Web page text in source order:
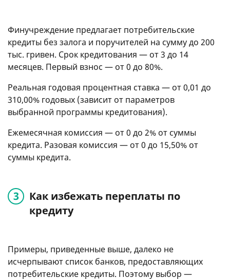
Финучреждение предлагает потребительские
кредиты без залога и поручителей на сумму до 200
тыс. гривен. Срок кредитования — от 3 до 14
месяцев. Первый взнос — от 0 до 80%.
Реальная годовая процентная ставка — от 0,01 до
310,00% годовых (зависит от параметров
выбранной программы кредитования).
Ежемесячная комиссия — от 0 до 2% от суммы
кредита. Разовая комиссия — от 0 до 15,50% от
суммы кредита.
Как избежать переплаты по
кредиту
Примеры, приведенные выше, далеко не
исчерпывают список банков, предоставляющих
потребительские кредиты. Поэтому выбор —